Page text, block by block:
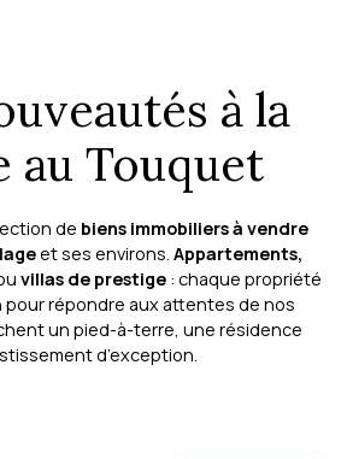
à la
au Touquet
de biens immobiliers à vendre
et ses environs. Appartements,
villas de prestige : chaque propriété
pour répondre aux attentes de nos
un pied-à-terre, une résidence
d’exception.